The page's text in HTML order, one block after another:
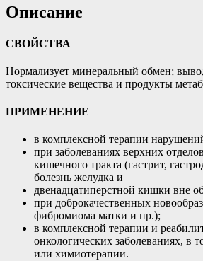
Описание
СВОЙСТВА
Нормализует минеральный обмен;
токсические вещества и продукты
ПРИМЕНЕНИЕ
в комплексной терапии
при заболеваниях верхних
кишечного тракта (гастрит,
болезнь желудка и
двенадцатиперстной кишки вне
при доброкачественных
фибромиома матки и пр.);
в комплексной терапии и
онкологических заболеваниях, в
или химиотерапии.